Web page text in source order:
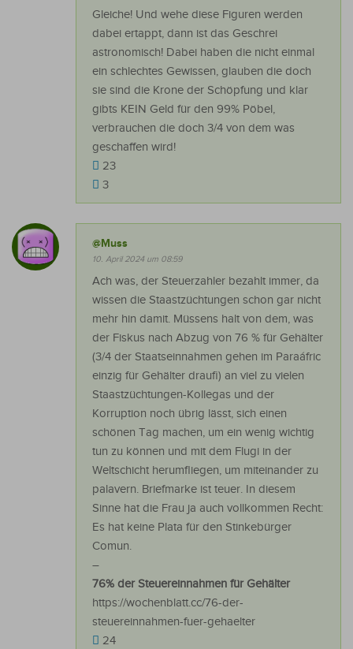
Gleiche! Und wehe diese Figuren werden
dabei ertappt, dann ist das Geschrei
astronomisch! Dabei haben die nicht einmal
ein schlechtes Gewissen, glauben die doch
sie sind die Krone der Schöpfung und klar
gibts KEIN Geld für den 99% Pöbel,
verbrauchen die doch 3/4 von dem was
geschaffen wird!
23
3
@Muss
10. April 2024 um 08:59
Ach was, der Steuerzahler bezahlt immer, da
wissen die Staastzüchtungen schon gar nicht
mehr hin damit. Müssens halt von dem, was
der Fiskus nach Abzug von 76 % für Gehälter
(3/4 der Staatseinnahmen gehen im Paraáfric
einzig für Gehälter draufi) an viel zu vielen
Staastzüchtungen-Kollegas und der
Korruption noch übrig lässt, sich einen
schönen Tag machen, um ein wenig wichtig
tun zu können und mit dem Flugi in der
Weltschicht herumfliegen, um miteinander zu
palavern. Briefmarke ist teuer. In diesem
Sinne hat die Frau ja auch vollkommen Recht:
Es hat keine Plata für den Stinkebürger
Comun.
–
76% der Steuereinnahmen für Gehälter
https://wochenblatt.cc/76-der-
steuereinnahmen-fuer-gehaelter
24